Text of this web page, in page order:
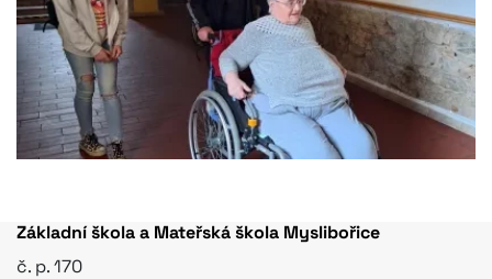
Základní škola a Mateřská škola Myslibořice
č. p. 170